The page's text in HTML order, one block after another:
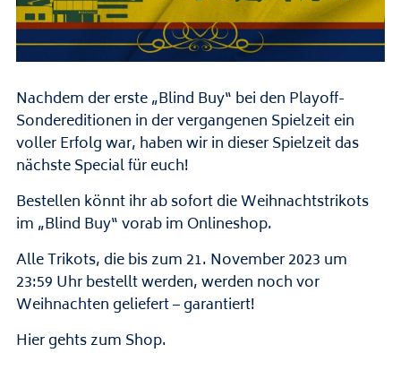
Nachdem der erste „Blind Buy“ bei den Playoff-
Sondereditionen in der vergangenen Spielzeit ein
voller Erfolg war, haben wir in dieser Spielzeit das
nächste Special für euch!
Bestellen könnt ihr ab sofort die Weihnachtstrikots
im „Blind Buy“ vorab im Onlineshop.
Alle Trikots, die bis zum 21. November 2023 um
23:59 Uhr bestellt werden, werden noch vor
Weihnachten geliefert – garantiert!
Hiergehts zum Shop.